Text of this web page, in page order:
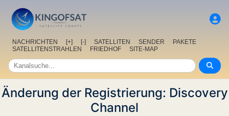
NACHRICHTEN [+] [-] SATELLITEN SENDER
PAKETE
SATELLITENSTRAHLEN
FRIEDHOF SITE-MAP
Änderung der Registrierung: Discovery
Channel